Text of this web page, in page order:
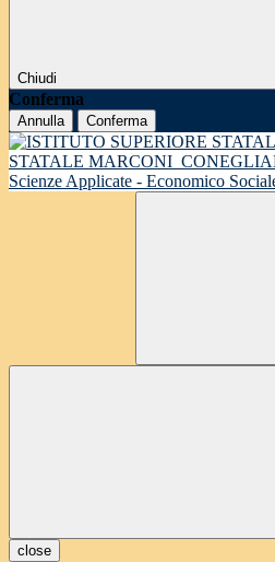
Chiudi
Conferma
Annulla Conferma
STATALE MARCONI
Scienze Applicate - Economico
close